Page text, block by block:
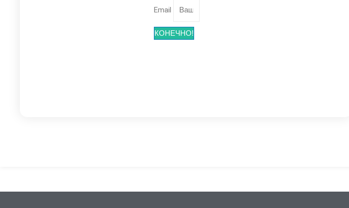
Email
КОНЕЧНО!